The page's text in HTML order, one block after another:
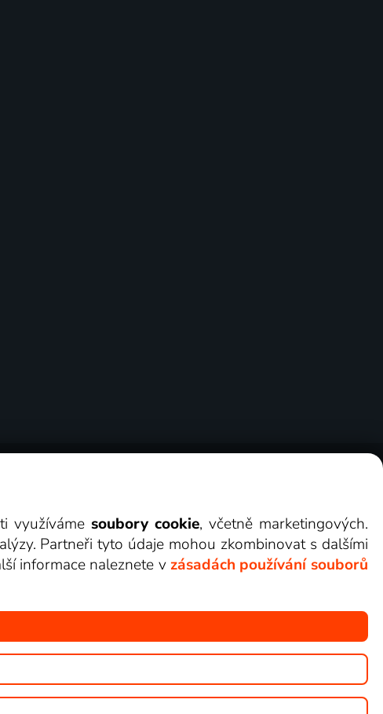
můžete sledovat v Lepší.TV.
využívámesoubory cookie, včetně marketingových.
Partneři tyto údaje mohou zkombinovat s dalšími
informace naleznete v zásadách používání souborů